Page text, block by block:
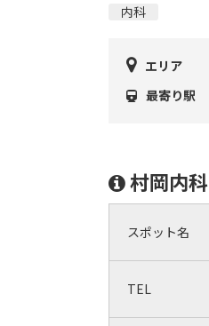
内科
エリア
最寄り駅
村岡内
スポット名
TEL